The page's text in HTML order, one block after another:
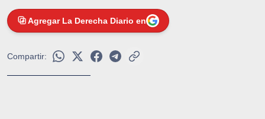
Agregar La Derecha Diario en
Compartir: